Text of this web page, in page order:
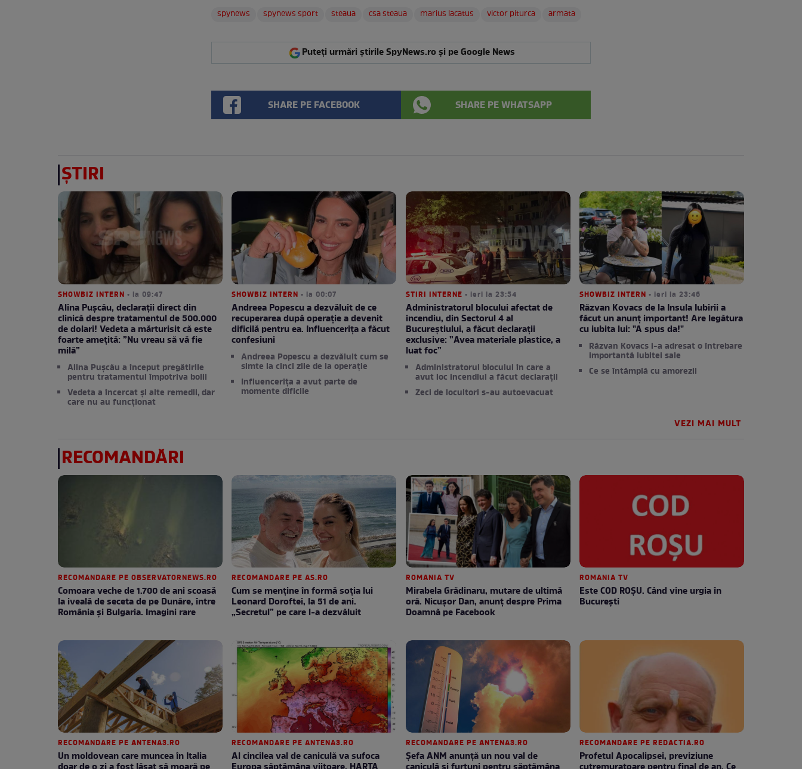
spynews
spynews sport steaua csa steaua marius lacatus victor piturca armata
Puteți urmări știrile SpyNews.ro și pe Google News
SHARE PE FACEBOOK SHARE PE WHATSAPP
ȘTIRI
SHOWBIZ INTERN • la 09:47
Alina Pușcău, declarații direct din
clinică despre tratamentul de 500.000
de dolari! Vedeta a mărturisit că este
foarte amețită: ”Nu vreau să vă fie
milă”
Alina Pușcău a început pregătirile
pentru tratamentul împotriva bolii
Vedeta a încercat și alte remedii, dar
care nu au funcționat
SHOWBIZ INTERN • la 00:07
Andreea Popescu a dezvăluit de ce
recuperarea după operație a devenit
dificilă pentru ea. Influencerița a făcut
confesiuni
Andreea Popescu a dezvăluit cum se
simte la cinci zile de la operație
Influencerița a avut parte de
momente dificile
STIRI INTERNE • ieri la 23:54
Administratorul blocului afectat de
incendiu, din Sectorul 4 al
Bucureștiului, a făcut declarații
exclusive: ”Avea materiale plastice, a
luat foc”
Administratorul blocului în care a
avut loc incendiul a făcut declarații
Zeci de locuitori s-au autoevacuat
SHOWBIZ INTERN • ieri la 23:46
Răzvan Kovacs de la Insula Iubirii a
făcut un anunț important! Are legătura
cu iubita lui: "A spus da!"
Răzvan Kovacs i-a adresat o întrebare
importantă iubitei sale
Ce se întâmplă cu amorezii
VEZI MAI MULT
RECOMANDĂRI
RECOMANDARE PE OBSERVATORNEWS.RO
Comoara veche de 1.700 de ani scoasă
la iveală de seceta de pe Dunăre, între
România şi Bulgaria. Imagini rare
RECOMANDARE PE AS.RO
Cum se menţine în formă soţia lui
Leonard Doroftei, la 51 de ani.
„Secretul” pe care l-a dezvăluit
ROMANIA TV
Mirabela Grădinaru, mutare de ultimă
oră. Nicuşor Dan, anunţ despre Prima
Doamnă pe Facebook
ROMANIA TV
Este COD ROŞU. Când vine urgia în
Bucureşti
RECOMANDARE PE ANTENA3.RO
Un moldovean care muncea în Italia
RECOMANDARE PE ANTENA3.RO
Al cincilea val de caniculă va sufoca
RECOMANDARE PE ANTENA3.RO
Șefa ANM anunță un nou val de
RECOMANDARE PE REDACTIA.RO
Profetul Apocalipsei, previziune